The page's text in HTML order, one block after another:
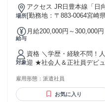
場所
アクセス JR日豊本線「日
[勤務地：〒883-0064宮崎
給与
月給200,000円～300,000
インセンティブあり └最大月
通勤交通費全額支給 ※経
す。 ※残業代は別途全額
対象
資格 ＼学歴・経験不問！
迎 ★社会人＆正社員デビュー歓迎 ※タブレット
と話をするのが好きな方
ぶ姿勢を大切にできる方 ★現在、社員の9割が未経験入社の
20代！ ・飲食店スタッフ
雇用形態： 派遣社員
お気に入り